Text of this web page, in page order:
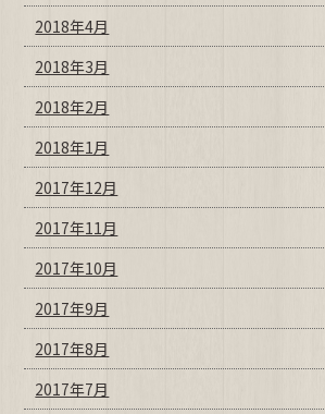
2018年4月
2018年3月
2018年2月
2018年1月
2017年12月
2017年11月
2017年10月
2017年9月
2017年8月
2017年7月